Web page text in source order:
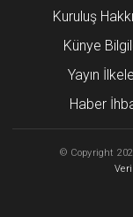
Kuruluş
Künye
Yayın
Haber
© Copyright